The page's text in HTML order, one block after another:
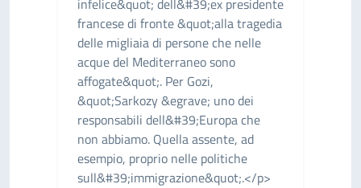
infelice&quot; dell&#39;ex presidente
francese di fronte &quot;alla tragedia
delle migliaia di persone che nelle
acque del Mediterraneo sono
affogate&quot;. Per Gozi,
&quot;Sarkozy &egrave; uno dei
responsabili dell&#39;Europa che
non abbiamo. Quella assente, ad
esempio, proprio nelle politiche
sull&#39;immigrazione&quot;.</p>